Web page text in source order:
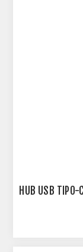
HUB USB